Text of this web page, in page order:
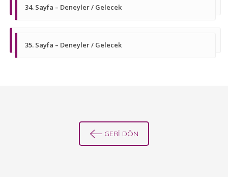
34. Sayfa – Deneyler / Gelecek
35. Sayfa – Deneyler / Gelecek
GERİ DÖN